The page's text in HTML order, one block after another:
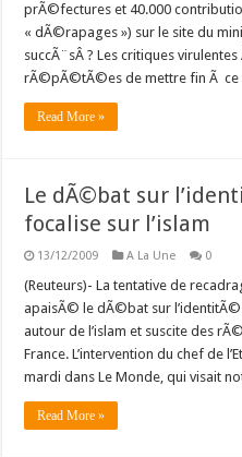
prÃ©fectures et 40.000
« dÃ©rapages ») sur le site du
succÃ¨sÂ ? Les critiques
rÃ©pÃ©tÃ©es de mettre fin Ã
Read More »
Le dÃ©bat sur
focalise sur l’islam
13/12/2009 A La Une 0
(Reuteurs)- La tentative de
apaisÃ© le dÃ©bat sur
autour de l’islam et suscite des
France. L’intervention du chef de
mardi dans Le Monde, qui visait
Read More »